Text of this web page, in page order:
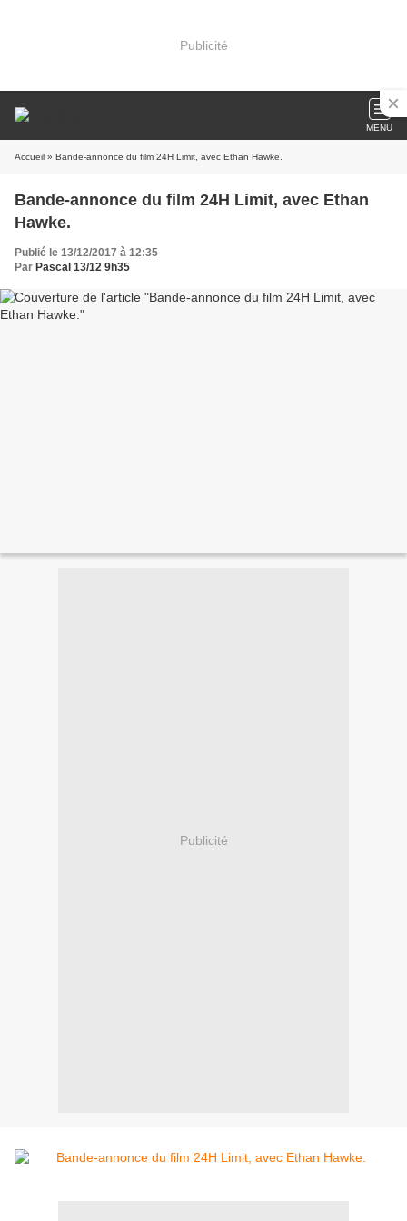
Publicité
MENU
Accueil » Bande-annonce du film 24H Limit, avec Ethan Hawke.
Bande-annonce du film 24H Limit, avec Ethan
Hawke.
Publié le 13/12/2017 à 12:35
Par Pascal 13/12 9h35
Publicité